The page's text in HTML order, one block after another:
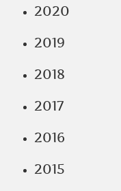
2020
2019
2018
2017
2016
2015